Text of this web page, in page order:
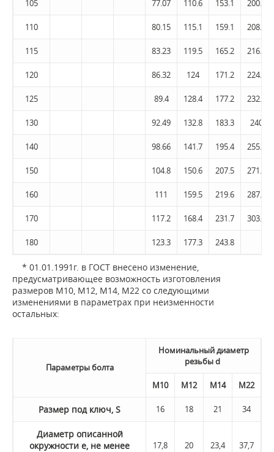
105 77.07 110.6 153.1 200.5
110 80.15 115.1 159.1 208.4
115 83.23 119.5 165.2 216.3
120 86.32 124 171.2 224.2
125 89.4 128.4 177.2 232.1
130 92.49 132.8 183.3 240
140 98.66 141.7 195.4 255.8
150 104.8 150.6 207.5 271.6
160 111 159.5 219.6 287.4
170 117.2 168.4 231.7 303.2
180 123.3 177.3 243.8
* 01.01.1991г. в ГОСТ внесено изменение,
предусматривающее возможность изготовления
размеров М10, М12, М14, М22 со следующими
изменениями в параметрах при неизменности
остальных:
Параметры болта
Номинальный диаметр
резьбы d
М10 М12 M14 М22
Размер под ключ, S 16 18 21 34
Диаметр описанной
окружности e, не менее
17,8 20 23,4 37,7